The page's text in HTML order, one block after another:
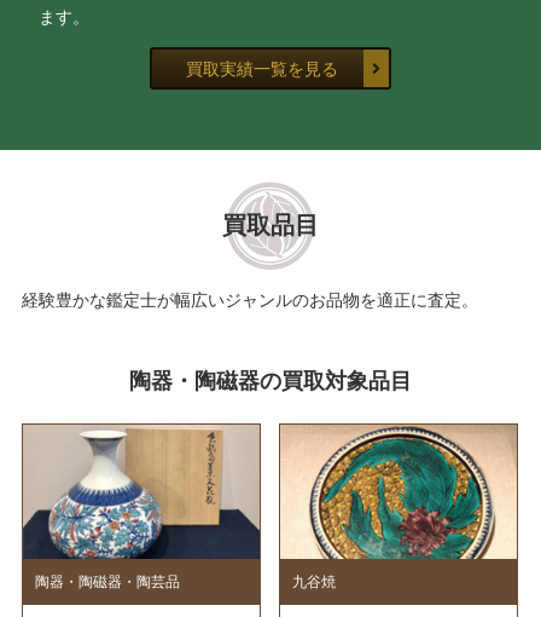
ます。
買取実績一覧を見る
買取品目
経験豊かな鑑定士が幅広いジャンルのお品物を適正に査定。
陶器・陶磁器の買取対象品目
陶器・陶磁器・陶芸品 九谷焼